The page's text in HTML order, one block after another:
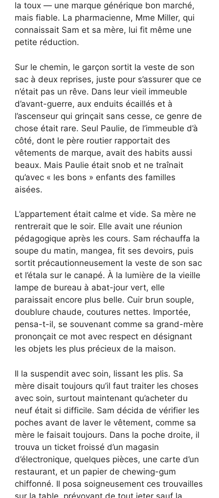
la toux — une marque générique bon marché,
mais fiable. La pharmacienne, Mme Miller, qui
connaissait Sam et sa mère, lui fit même une
petite réduction.
Sur le chemin, le garçon sortit la veste de son
sac à deux reprises, juste pour s’assurer que ce
n’était pas un rêve. Dans leur vieil immeuble
d’avant-guerre, aux enduits écaillés et à
l’ascenseur qui grinçait sans cesse, ce genre de
chose était rare. Seul Paulie, de l’immeuble d’à
côté, dont le père routier rapportait des
vêtements de marque, avait des habits aussi
beaux. Mais Paulie était snob et ne traînait
qu’avec « les bons » enfants des familles
aisées.
L’appartement était calme et vide. Sa mère ne
rentrerait que le soir. Elle avait une réunion
pédagogique après les cours. Sam réchauffa la
soupe du matin, mangea, fit ses devoirs, puis
sortit précautionneusement la veste de son sac
et l’étala sur le canapé. À la lumière de la vieille
lampe de bureau à abat-jour vert, elle
paraissait encore plus belle. Cuir brun souple,
doublure chaude, coutures nettes. Importée,
pensa-t-il, se souvenant comme sa grand-mère
prononçait ce mot avec respect en désignant
les objets les plus précieux de la maison.
Il la suspendit avec soin, lissant les plis. Sa
mère disait toujours qu’il faut traiter les choses
avec soin, surtout maintenant qu’acheter du
neuf était si difficile. Sam décida de vérifier les
poches avant de laver le vêtement, comme sa
mère le faisait toujours. Dans la poche droite, il
trouva un ticket froissé d’un magasin
d’électronique, quelques pièces, une carte d’un
restaurant, et un papier de chewing-gum
chiffonné. Il posa soigneusement ces trouvailles
sur la table, prévoyant de tout jeter sauf la